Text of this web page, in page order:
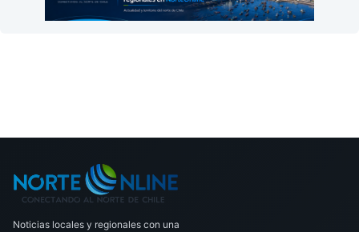
Noticias locales y regionales con una